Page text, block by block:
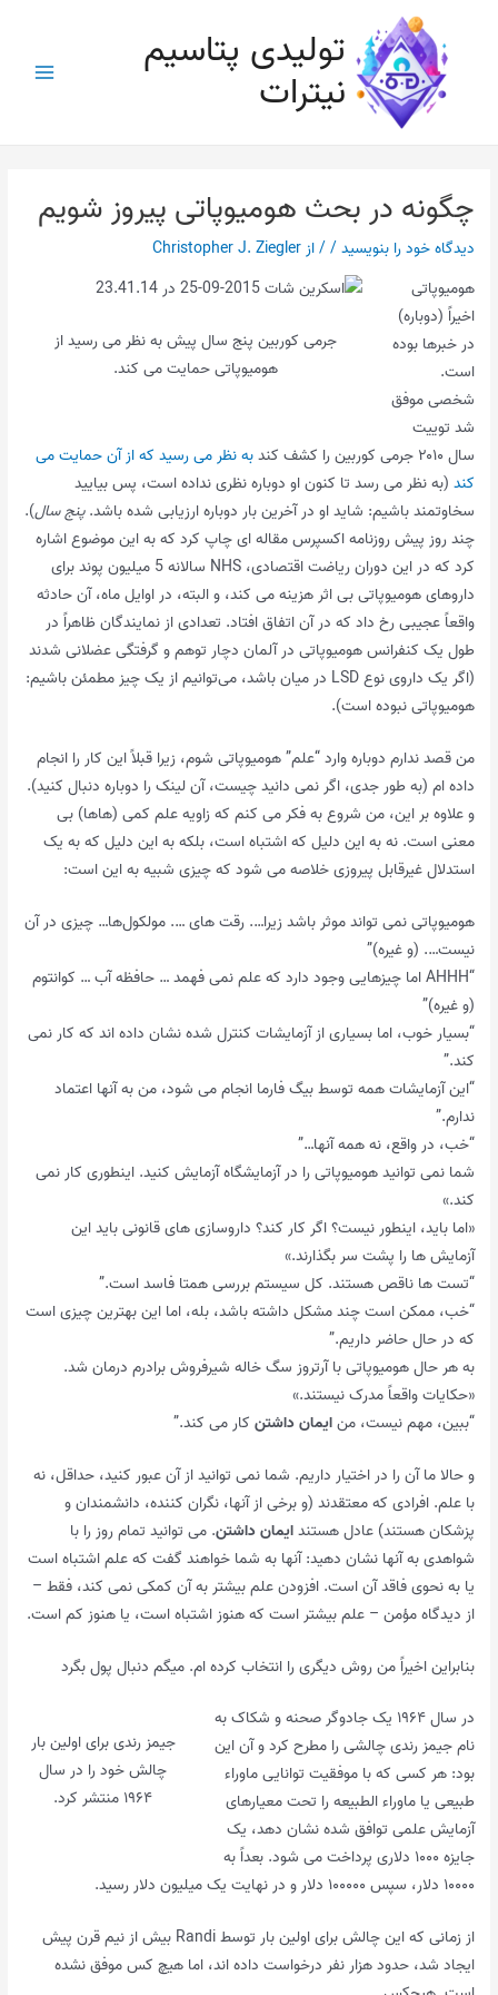
تولیدی پتاسیم
نیترات
Main
چگونه در بحث هومیوپاتی پیروز شویم
دیدگاه‌ خود را بنویسید// از Christopher J. Ziegler
جرمی کوربین پنج سال پیش به نظر می رسید از
هومیوپاتی حمایت می کند.
هومیوپاتی
اخیراً (دوباره)
در خبرها بوده
است.
شخصی موفق
شد توییت
سال ۲۰۱۰ جرمی کوربین را کشف کند
به نظر می رسید که از آن حمایت می
کند (به نظر می رسد تا کنون او دوباره نظری نداده است، پس بیایید
سخاوتمند باشیم: شاید او در آخرین بار دوباره ارزیابی شده باشد.پنج سال).
چند روز پیش روزنامه اکسپرس مقاله ای چاپ کرد که به این موضوع اشاره
کرد که در این دوران ریاضت اقتصادی، NHS سالانه 5 میلیون پوند برای
داروهای هومیوپاتی بی اثر هزینه می کند، و البته، در اوایل ماه، آن حادثه
واقعاً عجیبی رخ داد که در آن اتفاق افتاد. تعدادی از نمایندگان ظاهراً در
طول یک کنفرانس هومیوپاتی در آلمان دچار توهم و گرفتگی عضلانی شدند
(اگر یک داروی نوع LSD در میان باشد، می‌توانیم از یک چیز مطمئن باشیم:
هومیوپاتی نبوده است).
من قصد ندارم دوباره وارد “علم” هومیوپاتی شوم، زیرا قبلاً این کار را انجام
داده ام (به طور جدی، اگر نمی دانید چیست، آن لینک را دوباره دنبال کنید).
و علاوه بر این، من شروع به فکر می کنم که زاویه علم کمی (هاها) بی
معنی است. نه به این دلیل که اشتباه است، بلکه به این دلیل که به یک
استدلال غیرقابل پیروزی خلاصه می شود که چیزی شبیه به این است:
هومیوپاتی نمی تواند موثر باشد زیرا…. رقت های …. مولکول‌ها… چیزی در آن
نیست…. (و غیره)”
“AHHH اما چیزهایی وجود دارد که علم نمی فهمد … حافظه آب … کوانتوم
(و غیره)”
“بسیار خوب، اما بسیاری از آزمایشات کنترل شده نشان داده اند که کار نمی
کند.”
“این آزمایشات همه توسط بیگ فارما انجام می شود، من به آنها اعتماد
ندارم.”
“خب، در واقع، نه همه آنها…”
شما نمی توانید هومیوپاتی را در آزمایشگاه آزمایش کنید. اینطوری کار نمی
کند.»
«اما باید، اینطور نیست؟ اگر کار کند؟ داروسازی های قانونی باید این
آزمایش ها را پشت سر بگذارند.»
“تست ها ناقص هستند. کل سیستم بررسی همتا فاسد است.”
“خب، ممکن است چند مشکل داشته باشد، بله، اما این بهترین چیزی است
که در حال حاضر داریم.”
به هر حال هومیوپاتی با آرتروز سگ خاله شیرفروش برادرم درمان شد.
«حکایات واقعاً مدرک نیستند.»
“ببین، مهم نیست، منایمان داشتن کار می کند.”
و حالا ما آن را در اختیار داریم. شما نمی توانید از آن عبور کنید، حداقل، نه
با علم. افرادی که معتقدند (و برخی از آنها، نگران کننده، دانشمندان و
پزشکان هستند) عادل هستندایمان داشتن. می توانید تمام روز را با
شواهدی به آنها نشان دهید: آنها به شما خواهند گفت که علم اشتباه است
یا به نحوی فاقد آن است. افزودن علم بیشتر به آن کمکی نمی کند، فقط –
از دیدگاه مؤمن – علم بیشتر است که هنوز اشتباه است، یا هنوز کم است.
بنابراین اخیراً من روش دیگری را انتخاب کرده ام. میگم دنبال پول بگرد
جیمز رندی برای اولین بار
چالش خود را در سال
۱۹۶۴ منتشر کرد.
در سال ۱۹۶۴ یک جادوگر صحنه و شکاک به
نام جیمز رندی چالشی را مطرح کرد و آن این
بود: هر کسی که با موفقیت توانایی ماوراء
طبیعی یا ماوراء الطبیعه را تحت معیارهای
آزمایش علمی توافق شده نشان دهد، یک
جایزه ۱۰۰۰ دلاری پرداخت می شود. بعداً به
۱۰۰۰۰ دلار، سپس ۱۰۰۰۰۰ دلار و در نهایت یک میلیون دلار رسید.
از زمانی که این چالش برای اولین بار توسط Randi بیش از نیم قرن پیش
ایجاد شد، حدود هزار نفر درخواست داده اند، اما هیچ کس موفق نشده